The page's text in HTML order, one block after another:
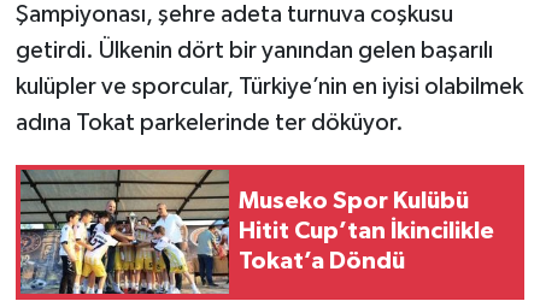
Şampiyonası, şehre adeta turnuva coşkusu
getirdi. Ülkenin dört bir yanından gelen başarılı
kulüpler ve sporcular, Türkiye’nin en iyisi olabilmek
adına Tokat parkelerinde ter döküyor.
Museko Spor Kulübü
Hitit Cup’tan İkincilikle
Tokat’a Döndü